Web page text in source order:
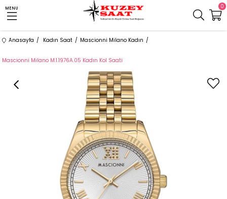
MENU 0
Anasayfa Kadın Saat Mascionni Milano Kadın
Mascionni Milano M.1.1976A.05 Kadın Kol Saati